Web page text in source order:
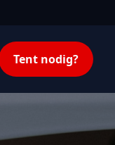
Tent nodig?